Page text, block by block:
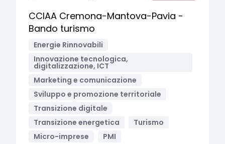
CCIAA Cremona-Mantova-Pavia -
Bando turismo
Energie Rinnovabili
Innovazione tecnologica,
digitalizzazione, ICT
Marketing e comunicazione
Sviluppo e promozione territoriale
Transizione digitale
Transizione energetica
Turismo
Micro-imprese
PMI